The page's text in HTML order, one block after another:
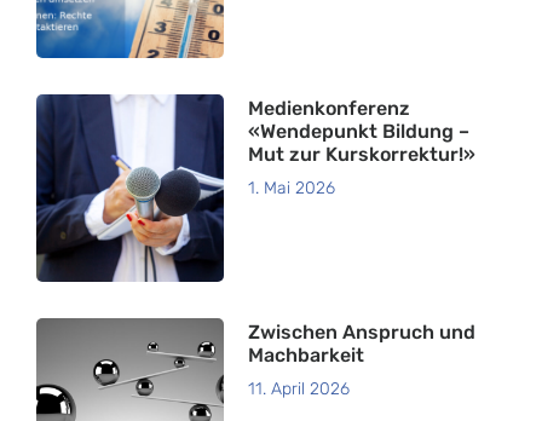
Medienkonferenz
«Wendepunkt Bildung –
Mut zur Kurskorrektur!»
1. Mai 2026
Zwischen Anspruch und
Machbarkeit
11. April 2026